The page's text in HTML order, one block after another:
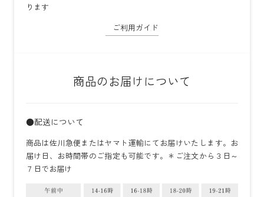
ります
ご利用ガイド
商品のお届けについて
●配送について
商品は佐川急便またはヤマト運輸にてお届けいたします。お
届け日、お時間帯のご指定も可能です。＊ご注文から３日～
７日でお届け